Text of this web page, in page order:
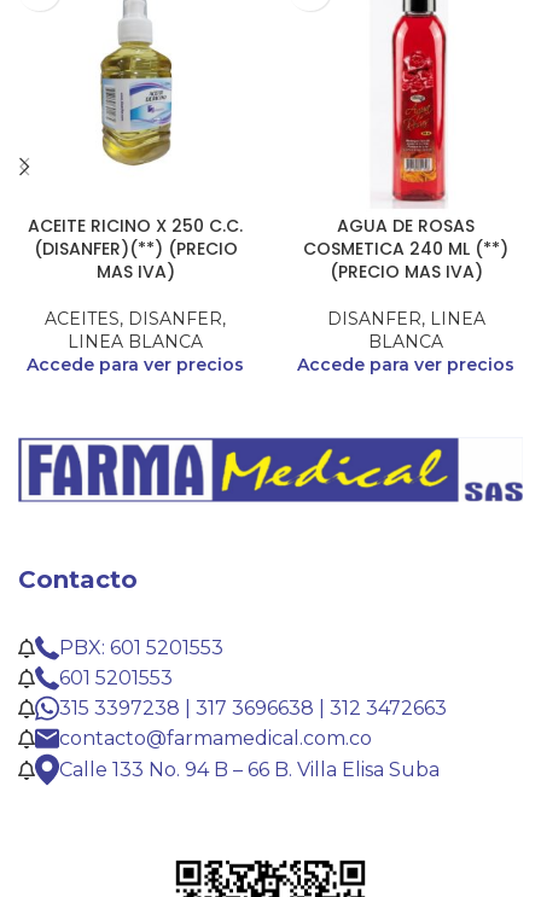
ACEITE RICINO X 250 C.C.
(DISANFER)(**) (PRECIO
MAS IVA)
ACEITES, DISANFER,
LINEA BLANCA
Accede para ver precios
AGUA DE ROSAS
COSMETICA 240 ML (**)
(PRECIO MAS IVA)
DISANFER, LINEA
BLANCA
Accede para ver precios
Contacto
PBX: 601 5201553
601 5201553
315 3397238 | 317 3696638 | 312 3472663
contacto@farmamedical.com.co
Calle 133 No. 94 B – 66 B. Villa Elisa Suba